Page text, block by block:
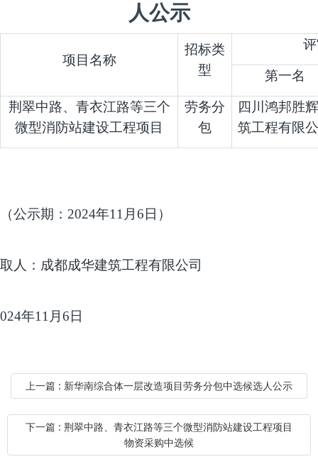
人公示
项目名称
招标类
型
第一名
荆翠中路、青衣江路等三个
微型消防站建设工程项目
劳务分
包
四川鸿邦胜
筑工程有限
（公示期： 2024年11 月 6 日）
取人：成都成华建筑工程有限公司
024年11 月 6 日
上一篇 : 新华南综合体一层改造项目劳务分包中选候选人公示
下一篇 : 荆翠中路、青衣江路等三个微型消防站建设工程项目
物资采购中选候